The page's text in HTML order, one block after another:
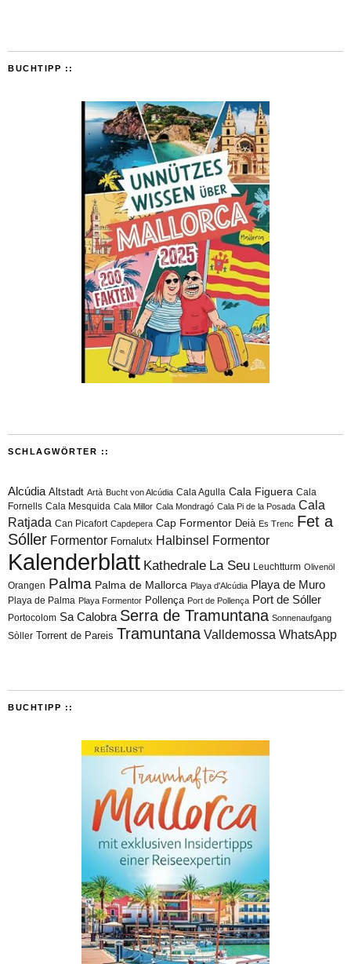
BUCHTIPP ::
SCHLAGWÖRTER ::
Alcúdia Altstadt Artà Bucht von Alcúdia Cala Agulla Cala Figuera Cala
Fornells Cala Mesquida Cala Millor Cala Mondragó Cala Pi de la Posada Cala
Ratjada Can Picafort Capdepera Cap Formentor Deià Es Trenc Fet a
Sóller Formentor Fornalutx Halbinsel Formentor
Kalenderblatt Kathedrale La Seu Leuchtturm Olivenöl
Orangen Palma Palma de Mallorca Playa d'Alcúdia Playa de Muro
Playa de Palma Playa Formentor Pollença Port de Pollença Port de Sóller
Portocolom Sa Calobra Serra de Tramuntana Sonnenaufgang
Sòller Torrent de Pareis Tramuntana Valldemossa WhatsApp
BUCHTIPP ::